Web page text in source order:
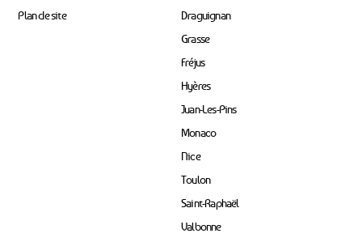
Plan de site
Draguignan
Grasse
Fréjus
Hyères
Juan-Les-Pins
Monaco
Nice
Toulon
Saint-Raphaël
Valbonne